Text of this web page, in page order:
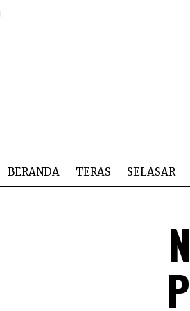
BERANDA TERAS SELASAR